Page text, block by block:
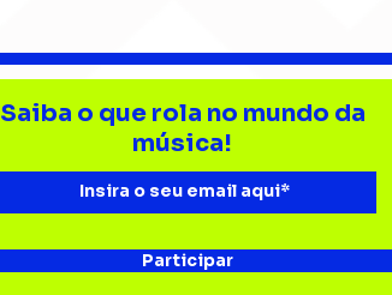
Barão Vermelho reúne
show em Ribeirão Preto
Saiba o que rola no mundo da
música!
Participar